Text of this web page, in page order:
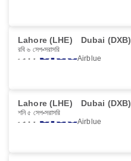
Lahore (LHE) Dubai (DXB)
রবি ৬ সেপ সরাসরি
Airblue
Lahore (LHE) Dubai (DXB)
শনি ৫ সেপ সরাসরি
Airblue